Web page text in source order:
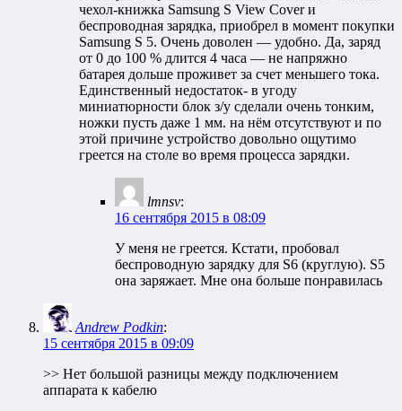
чехол-книжка Samsung S View Cover и
беспроводная зарядка, приобрел в момент покупки
Samsung S 5. Очень доволен — удобно. Да, заряд
от 0 до 100 % длится 4 часа — не напряжно
батарея дольше проживет за счет меньшего тока.
Единственный недостаток- в угоду
миниатюрности блок з/у сделали очень тонким,
ножки пусть даже 1 мм. на нём отсутствуют и по
этой причине устройство довольно ощутимо
греется на столе во время процесса зарядки.
lmnsv:
16 сентября 2015 в 08:09
У меня не греется. Кстати, пробовал
беспроводную зарядку для S6 (круглую). S5
она заряжает. Мне она больше понравилась
Andrew Podkin:
15 сентября 2015 в 09:09
>> Нет большой разницы между подключением
аппарата к кабелю